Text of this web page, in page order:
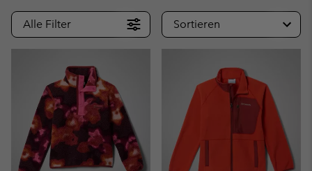
Alle Filter Sortieren